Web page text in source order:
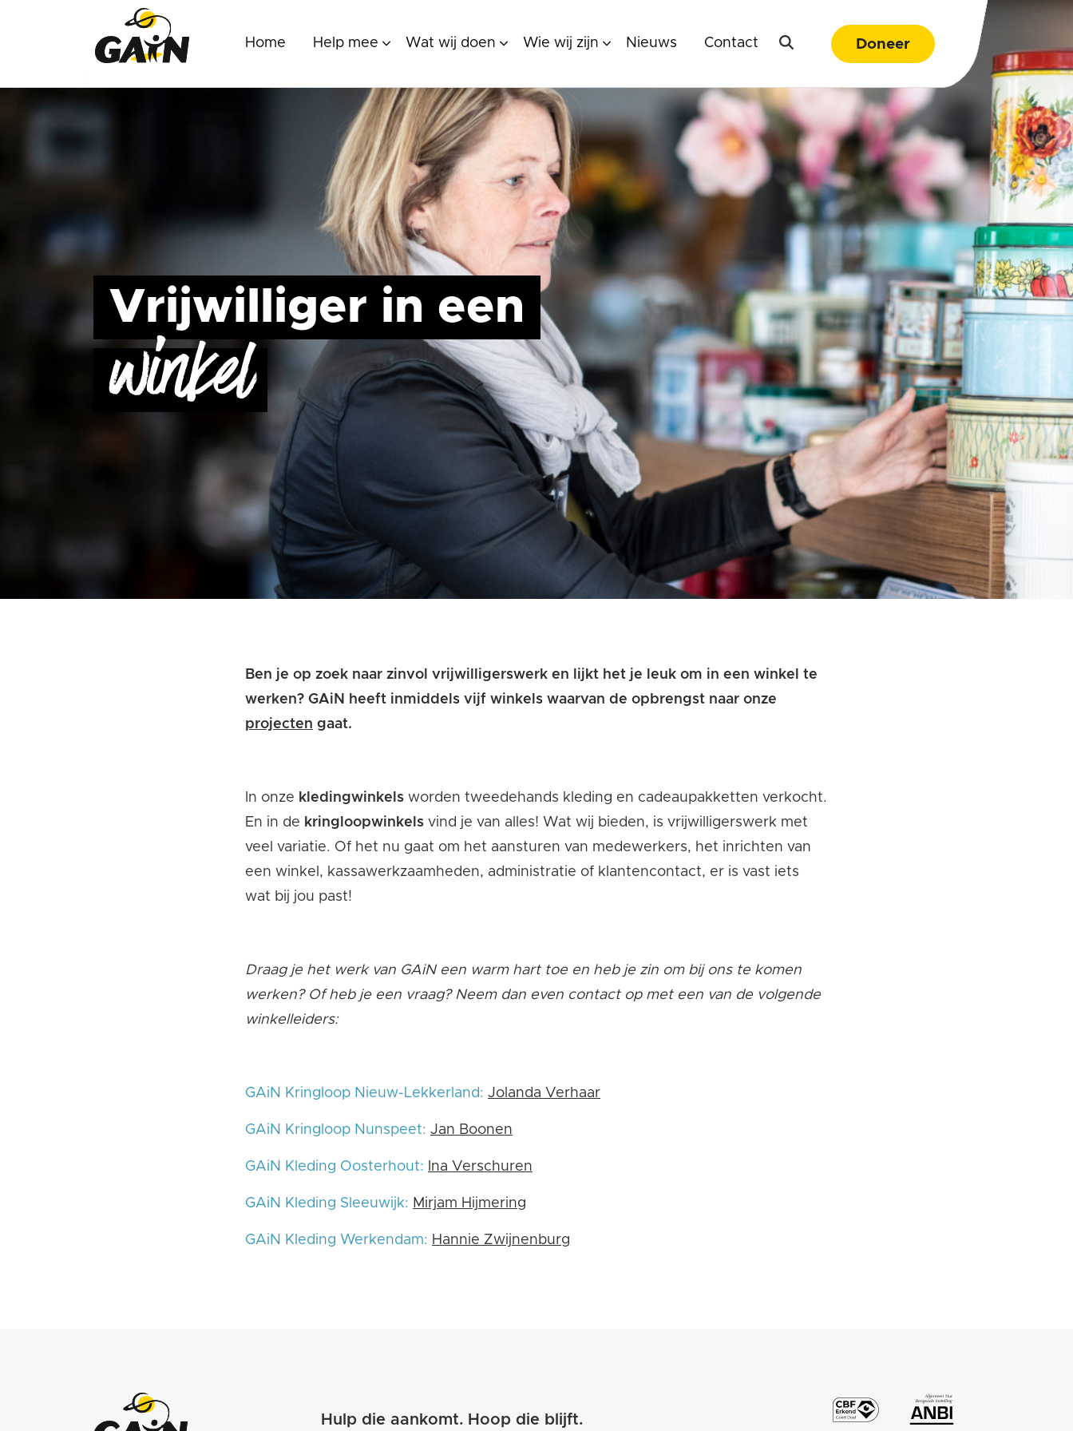
Home Help mee Wat wij doen Wie wij zijn Nieuws Contact Doneer
Vrijwilliger in een
winkel
Ben je op zoek naar zinvol vrijwilligerswerk en lijkt het je leuk om in een winkel te
werken? GAiN heeft inmiddels vijf winkels waarvan de opbrengst naar onze
projecten gaat.
In onze kledingwinkels worden tweedehands kleding en cadeaupakketten verkocht.
En in de kringloopwinkels vind je van alles! Wat wij bieden, is vrijwilligerswerk met
veel variatie. Of het nu gaat om het aansturen van medewerkers, het inrichten van
een winkel, kassawerkzaamheden, administratie of klantencontact, er is vast iets
wat bij jou past!
Draag je het werk van GAiN een warm hart toe en heb je zin om bij ons te komen
werken? Of heb je een vraag? Neem dan even contact op met een van de volgende
winkelleiders:
GAiN Kringloop Nieuw-Lekkerland: Jolanda Verhaar
GAiN Kringloop Nunspeet: Jan Boonen
GAiN Kleding Oosterhout: Ina Verschuren
GAiN Kleding Sleeuwijk: Mirjam Hijmering
GAiN Kleding Werkendam: Hannie Zwijnenburg
Hulp die aankomt. Hoop die blijft.